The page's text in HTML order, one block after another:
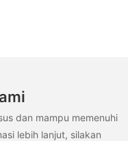
dan mampu memenuhi
lebih lanjut, silakan